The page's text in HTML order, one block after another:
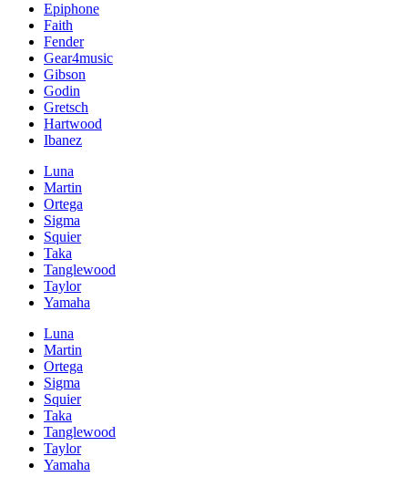
Epiphone
Faith
Fender
Gear4music
Gibson
Godin
Gretsch
Hartwood
Ibanez
Luna
Martin
Ortega
Sigma
Squier
Taka
Tanglewood
Taylor
Yamaha
Luna
Martin
Ortega
Sigma
Squier
Taka
Tanglewood
Taylor
Yamaha